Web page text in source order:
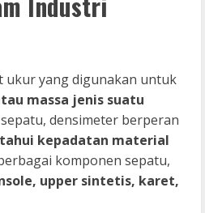
ukur yang digunakan untuk
massa jenis suatu
densimeter berperan
kepadatan material
komponen sepatu,
upper sintetis, karet,